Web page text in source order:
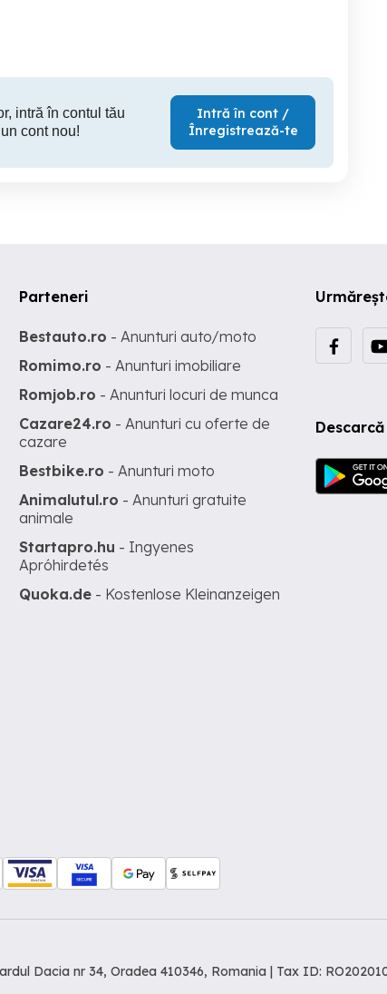
intră în contul tău
cont nou!
Intră în cont /
Înregistrează-te
Parteneri
Bestauto.ro - Anunturi auto/moto
Romimo.ro - Anunturi imobiliare
Romjob.ro - Anunturi locuri de munca
Cazare24.ro - Anunturi cu oferte de
cazare
Bestbike.ro - Anunturi moto
Animalutul.ro - Anunturi gratuite
animale
Startapro.hu - Ingyenes
Apróhirdetés
Quoka.de - Kostenlose Kleinanzeigen
Dacia nr 34, Oradea 410346, Romania | Tax ID: